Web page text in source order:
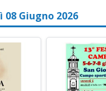
08 Giugno 2026